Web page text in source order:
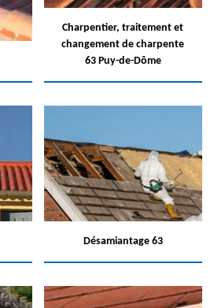
Charpentier, traitement et
changement de charpente
63 Puy-de-Dôme
Désamiantage 63